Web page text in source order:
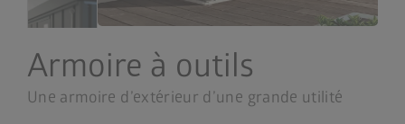
Armoire à outils
Une armoire d’extérieur d’une grande utilité